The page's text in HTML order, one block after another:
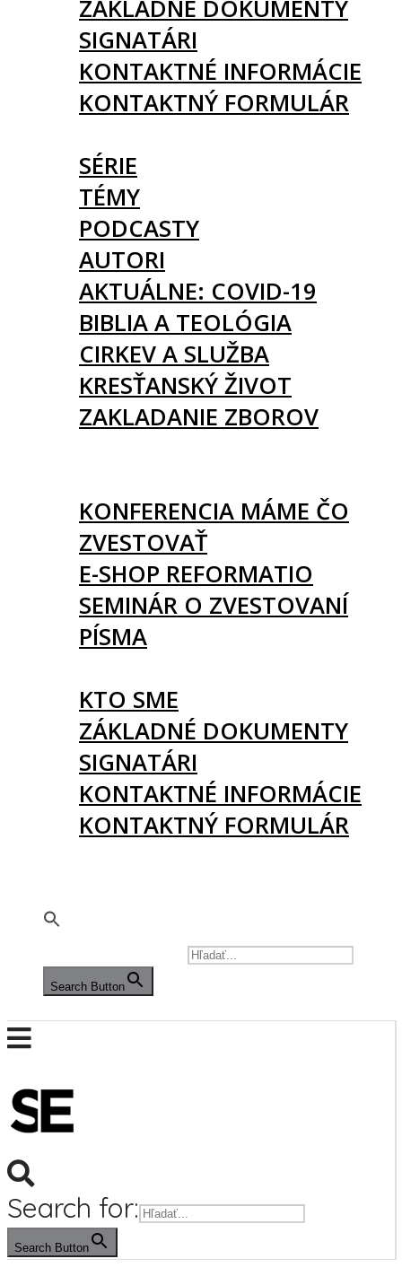
ZÁKLADNÉ DOKUMENTY
SIGNATÁRI
KONTAKTNÉ INFORMÁCIE
KONTAKTNÝ FORMULÁR
SÉRIE
TÉMY
PODCASTY
AUTORI
AKTUÁLNE: COVID-19
BIBLIA A TEOLÓGIA
CIRKEV A SLUŽBA
KRESŤANSKÝ ŽIVOT
ZAKLADANIE ZBOROV
KONFERENCIA MÁME ČO
ZVESTOVAŤ
E-SHOP REFORMATIO
SEMINÁR O ZVESTOVANÍ
PÍSMA
KTO SME
ZÁKLADNÉ DOKUMENTY
SIGNATÁRI
KONTAKTNÉ INFORMÁCIE
KONTAKTNÝ FORMULÁR
Search Button
Search for:
Search Button